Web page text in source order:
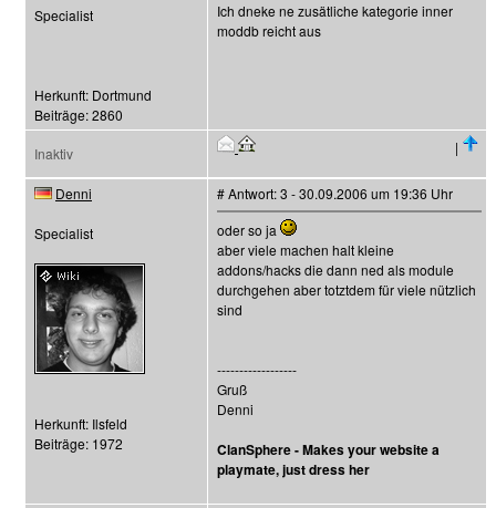
Specialist
Herkunft: Dortmund
Beiträge: 2860
Ich dneke ne zusätliche kategorie inner
moddb reicht aus
Inaktiv |
Denni
Specialist
Herkunft: Ilsfeld
Beiträge: 1972
# Antwort: 3 - 30.09.2006 um 19:36 Uhr
oder so ja
aber viele machen halt kleine
addons/hacks die dann ned als module
durchgehen aber totztdem für viele nützlich
sind
------------------
Gruß
Denni
ClanSphere - Makes your website a
playmate, just dress her